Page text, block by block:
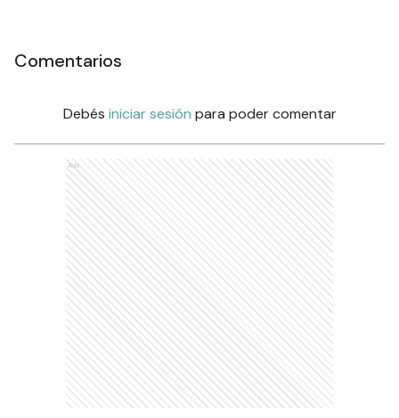
Comentarios
Debés iniciar sesión para poder comentar
Ads